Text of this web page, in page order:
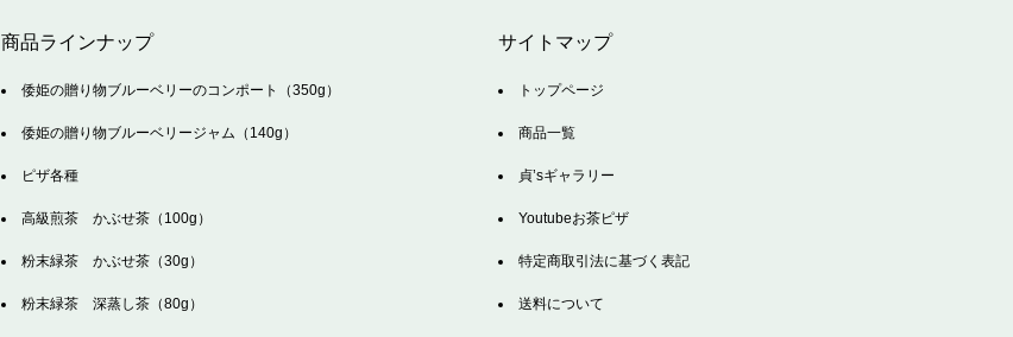
商品ラインナップ
倭姫の贈り物ブルーベリーのコンポート（350g）
倭姫の贈り物ブルーベリージャム（140g）
ピザ各種
高級煎茶 かぶせ茶（100g）
粉末緑茶 かぶせ茶（30g）
粉末緑茶 深蒸し茶（80g）
サイトマップ
トップページ
商品一覧
貞’sギャラリー
Youtubeお茶ピザ
特定商取引法に基づく表記
送料について